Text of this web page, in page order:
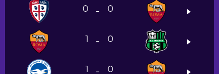
0 - 0
1 - 0
1 - 0